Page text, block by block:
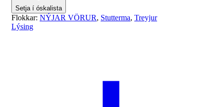
Setja í óskalista
Flokkar: NÝJAR VÖRUR, Stutterma, Treyjur
Lýsing